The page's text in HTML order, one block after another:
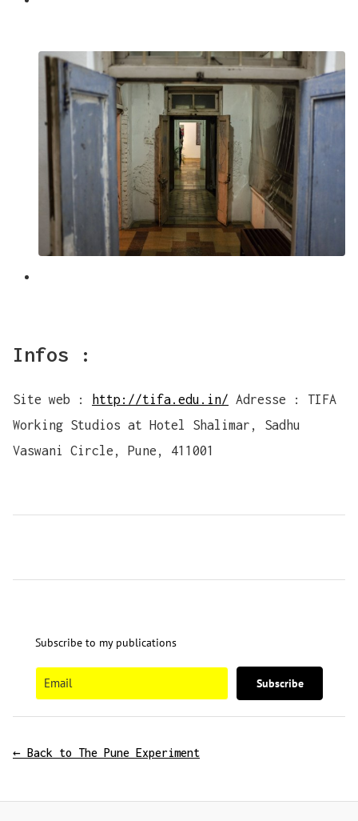
Infos :
Site web : http://tifa.edu.in/ Adresse : TIFA
Working Studios at Hotel Shalimar, Sadhu
Vaswani Circle, Pune, 411001
Subscribe to my publications
Subscribe
← Back to The Pune Experiment